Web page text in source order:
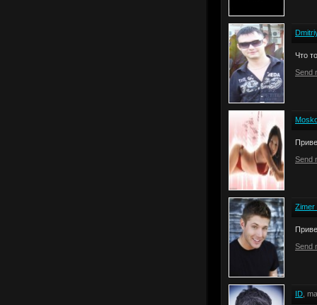
Что
Send
Send
Zimer
Send
ID ,